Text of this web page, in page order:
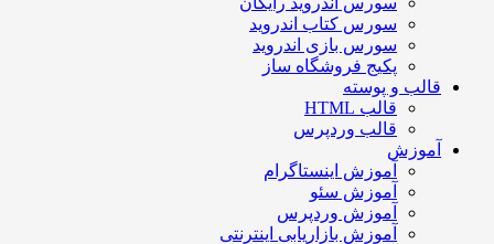
سورس کتاب اندروید
سورس بازی اندروید
پکیج فروشگاه ساز
و پوسته
قالب HTML
قالب وردپرس
آموزش اینستاگرام
آموزش سئو
آموزش وردپرس
آموزش بازاریابی اینترنتی